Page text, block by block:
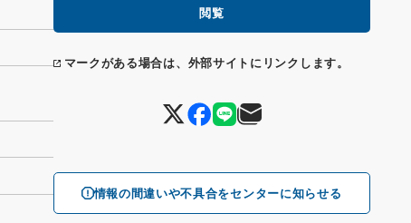
閲覧
マークがある場合は、外部サイトにリンクします。
情報の間違いや不具合をセンターに知らせる